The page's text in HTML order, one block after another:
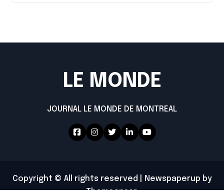
LE MONDE
JOURNAL LE MONDE DE MONTREAL
Copyright © All rights reserved Newspaperup by